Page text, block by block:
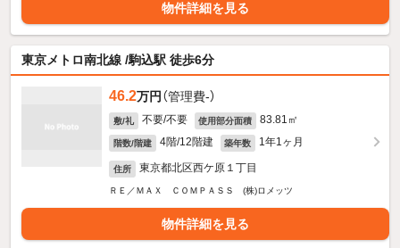
物件詳細を見る
東京メトロ南北線 /駒込駅 徒歩6分
46.2万円 （管理費-）
敷/礼 不要/不要 使用部分面積 83.81㎡
階数/階建 4階/12階建 築年数 1年1ヶ月
住所 東京都北区西ケ原１丁目
ＲＥ／ＭＡＸ ＣＯＭＰＡＳＳ (株)ロメッツ
物件詳細を見る